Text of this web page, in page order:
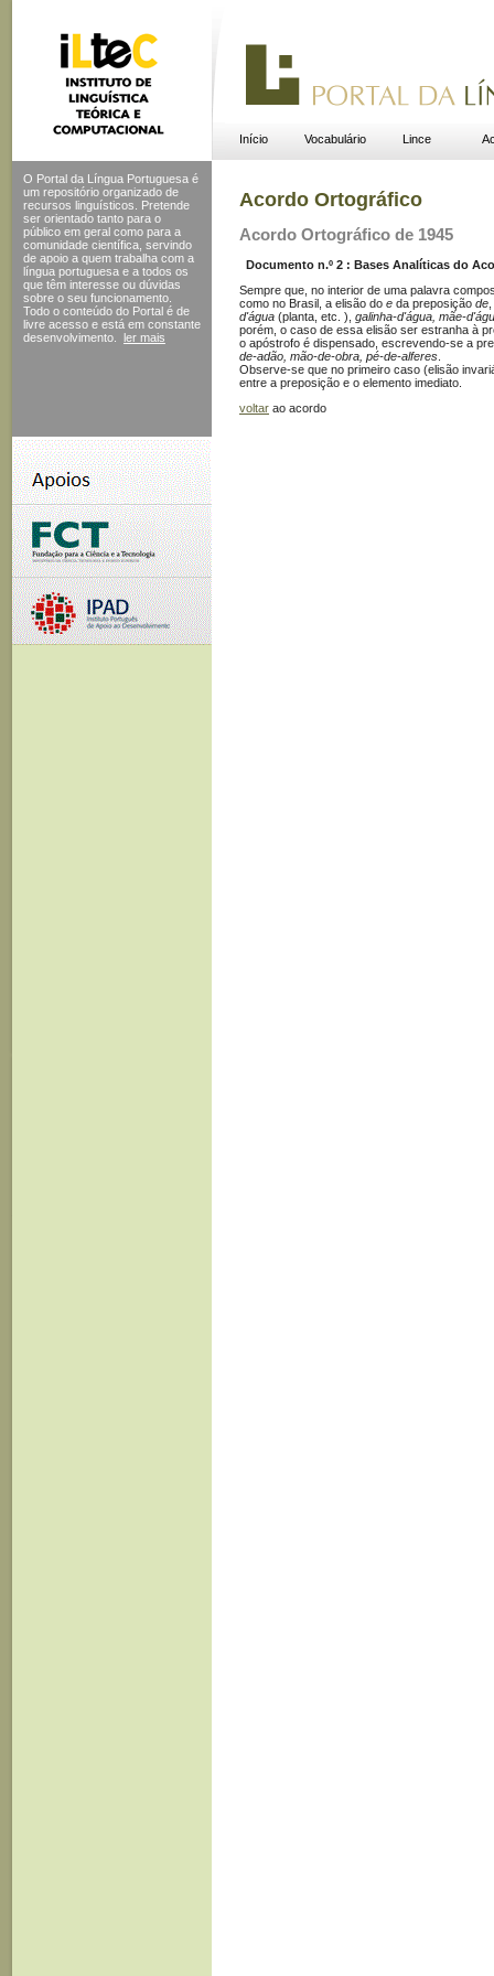
Início Vocabulário Lince
O Portal da Língua Portuguesa é
um repositório organizado de
recursos linguísticos. Pretende
ser orientado tanto para o
público em geral como para a
comunidade científica, servindo
de apoio a quem trabalha com a
língua portuguesa e a todos os
que têm interesse ou dúvidas
sobre o seu funcionamento.
Todo o conteúdo do Portal é de
livre acesso e está em constante
desenvolvimento.
ler mais
Acordo Ortográfico
Acordo Ortográfico de 1945
Documento n.º 2 : Bases Analíticas do
Sempre que, no interior de uma palavra
como no Brasil, a elisão do e da preposição de
d'água (planta, etc. ), galinha-d'água, mãe-
porém, o caso de essa elisão ser estranha à
o apóstrofo é dispensado, escrevendo-se a
de-adão, mão-de-obra, pé-de-alferes
Observe-se que no primeiro caso (elisão
entre a preposição e o elemento imediato.
voltar ao acordo